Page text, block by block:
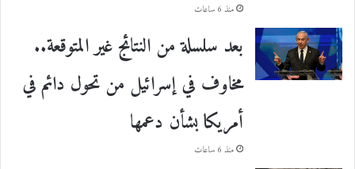
منذ 6 ساعات
بعد سلسلة من النتائج غير المتوقعة..
مخاوف في إسرائيل من تحول دائم في
أمريكا بشأن دعمها
منذ 6 ساعات